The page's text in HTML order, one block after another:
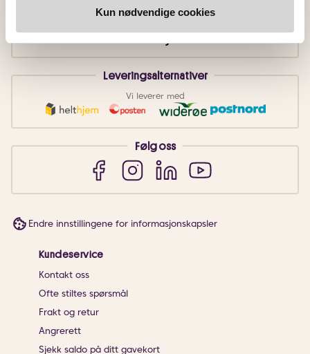
Kun nødvendige cookies
FakturaVippsKortbetaling
Leveringsalternativer
Vi leverer med
Følg oss
Endre innstillingene for informasjonskapsler
Kundeservice
Kontakt oss
Ofte stiltes spørsmål
Frakt og retur
Angrerett
Sjekk saldo på ditt gavekort